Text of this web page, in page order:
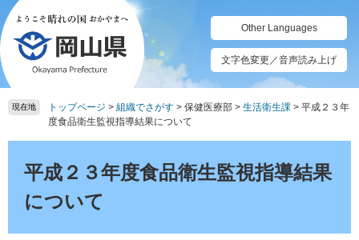
ペ
ー
ジ
の
先
頭
メ
ニ
ュ
ー
を
飛
て
Other Languages
文字色変更／音声読み上げ
現在地 トップページ > 組織でさがす > 保健医療部 > 生活衛生課 > 平成２３年
度食品衛生監視指導結果について
平成２３年度食品衛生監視指導結果
について